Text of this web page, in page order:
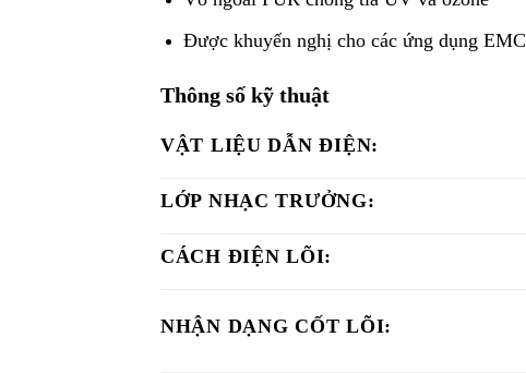
Được khuyến nghị cho các ứng dụng EMC
Thông số kỹ thuật
VẬT LIỆU DẪN ĐIỆN:
LỚP NHẠC TRƯỞNG:
CÁCH ĐIỆN LÕI:
NHẬN DẠNG CỐT LÕI: